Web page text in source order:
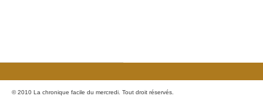
© 2010 La chronique facile du mercredi. Tout droit réservés.